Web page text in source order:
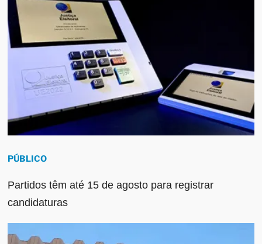
PÚBLICO
Partidos têm até 15 de agosto para registrar
candidaturas